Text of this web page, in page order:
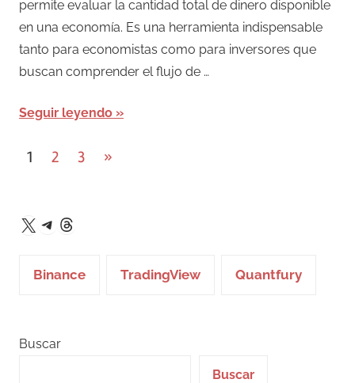
permite evaluar la cantidad total de dinero disponible
en una economía. Es una herramienta indispensable
tanto para economistas como para inversores que
buscan comprender el flujo de …
Seguir leyendo
Posts
1 2 3
Entradas
»
X Telegram
Threads
Binance TradingView Quantfury
Buscar
Buscar